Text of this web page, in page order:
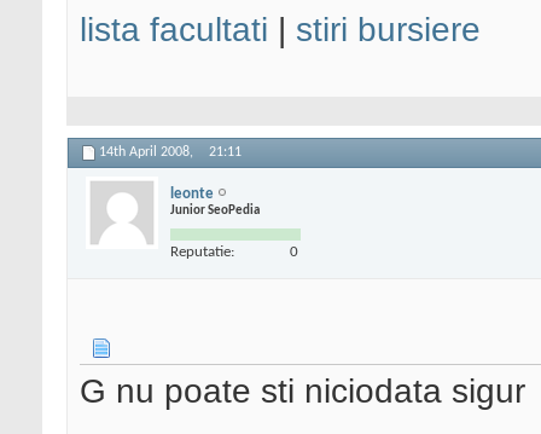
lista facultati | stiri bursiere
14th April 2008, 21:11
leonte
Junior SeoPedia
Reputatie: 0
G nu poate sti niciodata sigur